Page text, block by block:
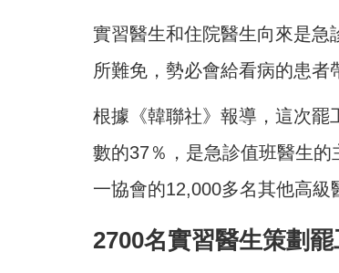
實習醫生和住院醫生向來是急
所難免，勢必會給看病的患者
根據《韓聯社》報導，這次罷
數的37％，是急診值班醫生
一協會的12,000多名其他高級
2700名實習醫生策劃